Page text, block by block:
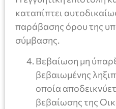
καταπίπτει
παράβασης όρου της
σύμβασης.
Βεβαίωση μη
βεβαιωμένης
οποία
βεβαίωσης της